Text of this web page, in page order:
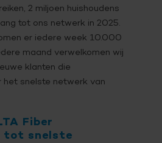
2 miljoen huishoudens
tot ons netwerk in 2025.
er iedere week 10.000
maand verwelkomen wij
klanten die
het snelste netwerk van
Fiber
tot snelste